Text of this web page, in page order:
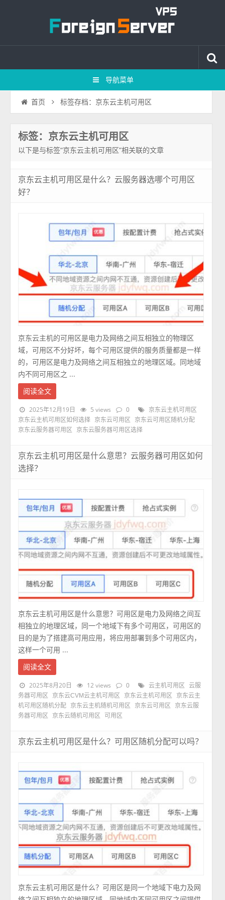
导航菜单
首页 标签存档：京东云主机可用区
标签：京东云主机可用区
以下是与标签“京东云主机可用区”相关联的文章
京东云主机可用区是什么？云服务器选哪个可用区
好？
京东云主机的可用区是电力及网络之间互相独立的物理区
域，可用区不分好坏，每个可用区提供的服务质量都是一样
的，可用区是电力及网络之间互相独立的地理区域。同地域
内不同可用区之 ...
阅读全文
2025年12月19日 5 views 0
京东云主机可用区
京东云主机可用区如何选择
京东云可用区
京东云可用区随机分配
京东云服务器可用区
京东云服务器可用区选择
京东云主机可用区是什么意思？云服务器可用区如何
选择？
京东云主机可用区是什么意思？可用区是电力及网络之间互
相独立的地理区域，同一个地域下有多个可用区，可用区的
目的是为了搭建高可用应用，将应用部署到多个可用区内，
这样一个可用 ...
阅读全文
2025年8月20日 12 views 0 云主机可用区
云服
务器可用区
京东云CVM云主机可用区 京东云主机可用区
京东云主
机可用区随机分配
京东云主机随机可用区 京东云可用区
京东云服
务器可用区
京东云随机可用区 可用区
京东云主机可用区是什么？可用区随机分配可以吗？
京东云主机可用区是什么？可用区是同一个地域下电力及网